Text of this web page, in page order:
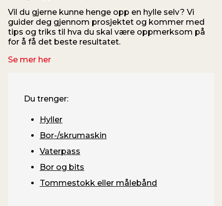
Vil du gjerne kunne henge opp en hylle selv? Vi
guider deg gjennom prosjektet og kommer med
tips og triks til hva du skal være oppmerksom på
for å få det beste resultatet.
Se mer her
Du trenger:
Hyller
Bor-/skrumaskin
Vaterpass
Bor og bits
Tommestokk eller målebånd